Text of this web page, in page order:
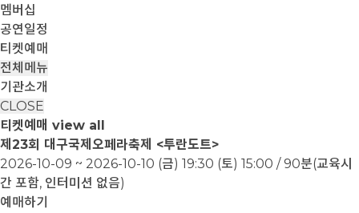
멤버십
공연일정
티켓예매
전체메뉴
기관소개
CLOSE
티켓예매 view all
제23회 대구국제오페라축제 <투란도트>
2026-10-09 ~ 2026-10-10 (금) 19:30 (토) 15:00 / 90분(교육시
간 포함, 인터미션 없음)
예매하기